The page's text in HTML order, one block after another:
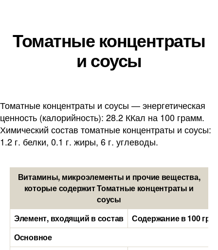
Томатные концентраты
и соусы
Томатные концентраты и соусы — энергетическая
ценность (калорийность): 28.2 ККал на 100 грамм.
Химический состав томатные концентраты и соусы:
1.2 г. белки, 0.1 г. жиры, 6 г. углеводы.
Витамины, микроэлементы и прочие вещества,
которые содержит Томатные концентраты и
соусы
Элемент, входящий в состав
Содержание в 100
Основное